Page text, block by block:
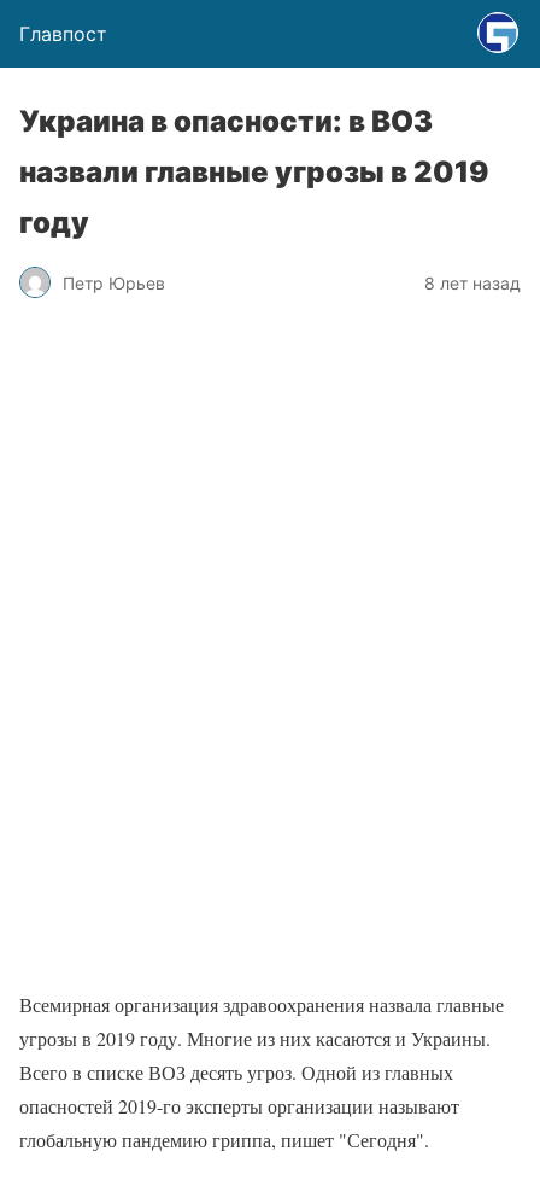
Главпост
Украина в опасности: в ВОЗ
назвали главные угрозы в 2019
году
Петр Юрьев 8 лет назад
Всемирная организация здравоохранения назвала главные
угрозы в 2019 году. Многие из них касаются и Украины.
Всего в списке ВОЗ десять угроз. Одной из главных
опасностей 2019-го эксперты организации называют
глобальную пандемию гриппа, пишет "Сегодня".